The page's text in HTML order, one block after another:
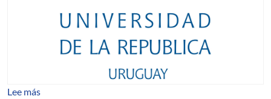
Lee más